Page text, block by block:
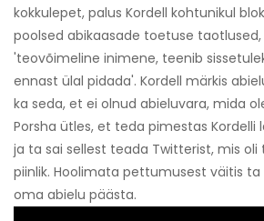
kokkulepet, palus Kordell kohtunikul
poolsed abikaasade toetuse
'teovõimeline inimene, teenib
ennast ülal pidada'. Kordell märkis
ka seda, et ei olnud abieluvara, mida
Porsha ütles, et teda pimestas Kordelli
ja ta sai sellest teada Twitterist, mis oli
piinlik. Hoolimata pettumusest väitis ta
oma abielu päästa.